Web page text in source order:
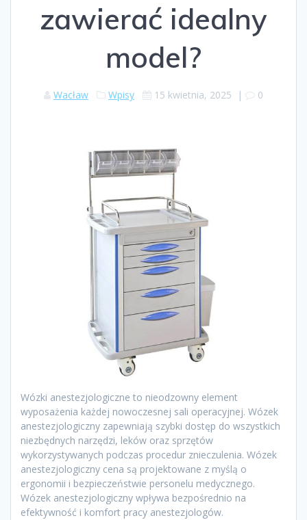
zawierać idealny
model?
Wacław Wpisy 15 kwietnia, 2025 | 0
Wózki anestezjologiczne to nieodzowny element
wyposażenia każdej nowoczesnej sali operacyjnej. Wózek
anestezjologiczny zapewniają szybki dostęp do wszystkich
niezbędnych narzędzi, leków oraz sprzętów
wykorzystywanych podczas procedur znieczulenia. Wózek
anestezjologiczny cena są projektowane z myślą o
ergonomii i bezpieczeństwie personelu medycznego.
Wózek anestezjologiczny wpływa bezpośrednio na
efektywność i komfort pracy anestezjologów.